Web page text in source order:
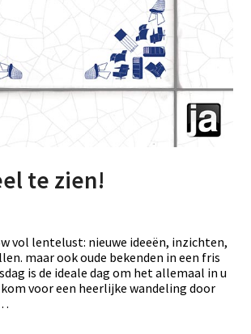
te zien!
vol lentelust: nieuwe ideeën, inzichten,
maar ook oude bekenden in een fris
is de ideale dag om het allemaal in u
voor een heerlijke wandeling door